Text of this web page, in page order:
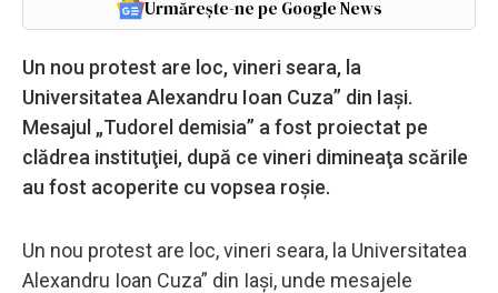
Urmărește-ne pe Google News
Un nou protest are loc, vineri seara, la
Universitatea Alexandru Ioan Cuza” din Iaşi.
Mesajul „Tudorel demisia” a fost proiectat pe
clădrea instituţiei, după ce vineri dimineaţa scările
au fost acoperite cu vopsea roşie.
Un nou protest are loc, vineri seara, la Universitatea
Alexandru Ioan Cuza” din Iaşi, unde mesajele